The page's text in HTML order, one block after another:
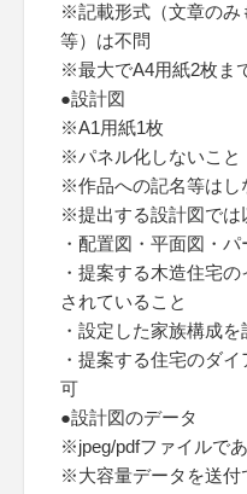
※記載形式（文章のみ
等）は不問
※最大でA4用紙2枚ま
●設計図
※A1用紙1枚
※パネル化しないこと
※作品への記名等はし
※提出する設計図では
・配置図・平面図・
・提案する木造住宅
されていること
・設定した家族構成を
・提案する住宅のダ
可
●設計図のデータ
※jpeg/pdfファイルで
※大容量データを送付